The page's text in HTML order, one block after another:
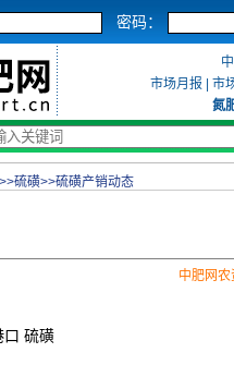
密码：
市场月报
市
氮
硫磺>>硫磺产销动态
中肥网农
口 硫磺